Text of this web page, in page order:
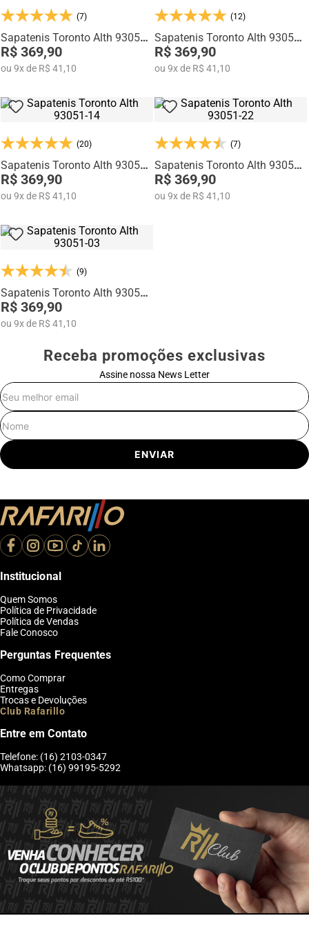
Na categoria Você + Alto, você encontra sapatos sociais, casuais,
mocassins e sapatênis com tecnologia de elevação interna,
desenvolvidos para garantir mais confiança, postura e estilo em
qualquer momento do dia.
(7)
Sapatenis Toronto Alth 93055-
05
R$ 369,90
ou 9xde R$ 41,10
(12)
Sapatenis Toronto Alth 93055-
01
R$ 369,90
ou 9xde R$ 41,10
(20)
Sapatenis Toronto Alth 93051-
14
R$ 369,90
ou 9xde R$ 41,10
(7)
Sapatenis Toronto Alth 93051-
22
R$ 369,90
ou 9xde R$ 41,10
(9)
Sapatenis Toronto Alth 93051-
03
R$ 369,90
ou 9xde R$ 41,10
Receba promoções exclusivas
Assine nossa News Letter
ENVIAR
Institucional
Quem Somos
Política de Privacidade
Política de Vendas
Fale Conosco
Perguntas Frequentes
Como Comprar
Entregas
Trocas e Devoluções
Club Rafarillo
Entre em Contato
Telefone: (16) 2103-0347
Whatsapp: (16) 99195-5292